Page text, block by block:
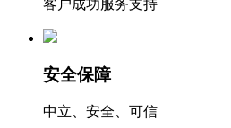
客户成功服务支持
安全保障
中立、安全、可信